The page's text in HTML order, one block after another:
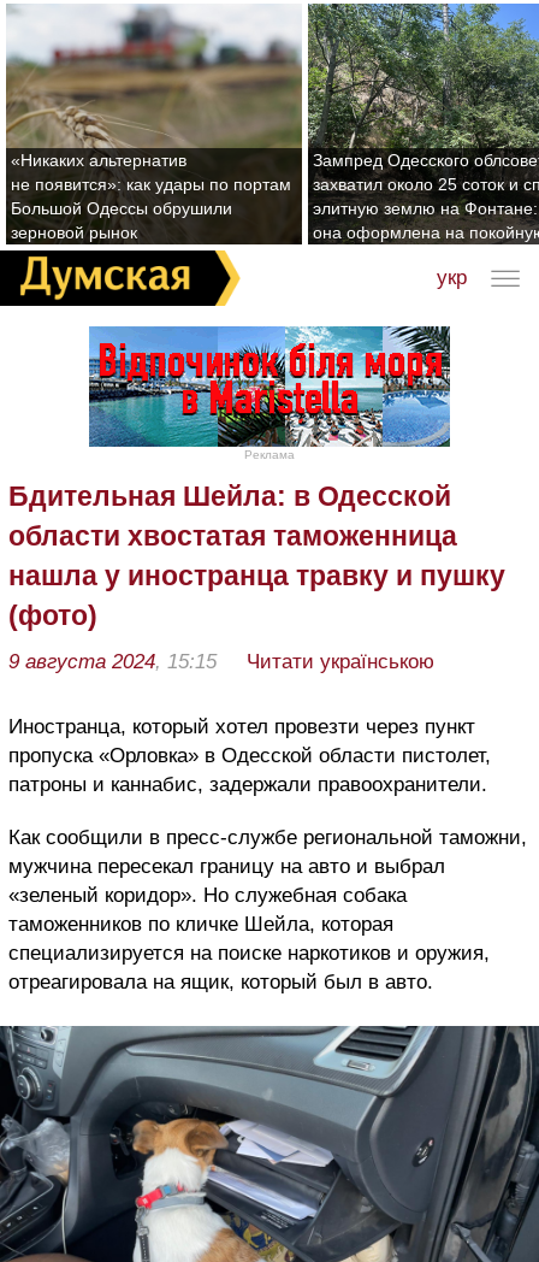
«Никаких альтернатив
не появится»: как удары по портам
Большой Одессы обрушили
зерновой рынок
Зампред Одесского
захватил около 25 соток и
элитную землю на Фонтане:
она оформлена на
укр
Реклама
Бдительная Шейла: в Одесской
области хвостатая таможенница
нашла у иностранца травку и пушку
(фото)
9 августа 2024, 15:15 Читати українською
Иностранца, который хотел провезти через пункт
пропуска «Орловка» в Одесской области пистолет,
патроны и каннабис, задержали правоохранители.
Как сообщили в пресс-службе региональной таможни,
мужчина пересекал границу на авто и выбрал
«зеленый коридор». Но служебная собака
таможенников по кличке Шейла, которая
специализируется на поиске наркотиков и оружия,
отреагировала на ящик, который был в авто.